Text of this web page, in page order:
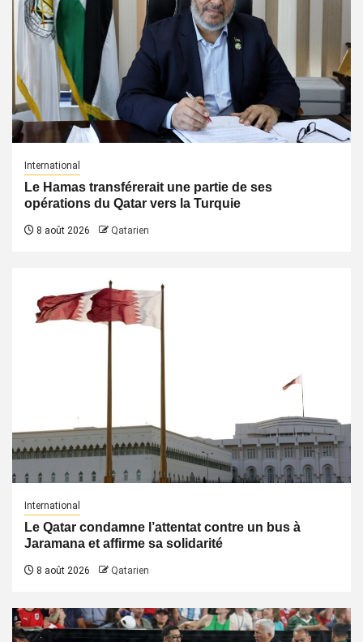
International
Le Hamas transférerait une partie de ses
opérations du Qatar vers la Turquie
8 août 2026 Qatarien
International
Le Qatar condamne l’attentat contre un bus à
Jaramana et affirme sa solidarité
8 août 2026 Qatarien